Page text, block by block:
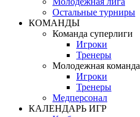
Остальные турниры
КОМАНДЫ
Команда суперлиги
Игроки
Тренеры
Молодежная команда
Игроки
Тренеры
Медперсонал
КАЛЕНДАРЬ ИГР